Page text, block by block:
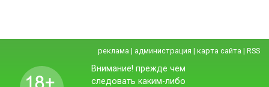
реклама | администрация | карта сайта | RSS
Внимание! прежде чем
следовать каким-либо